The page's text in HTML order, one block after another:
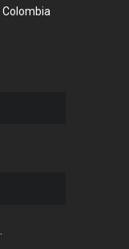
Colombia